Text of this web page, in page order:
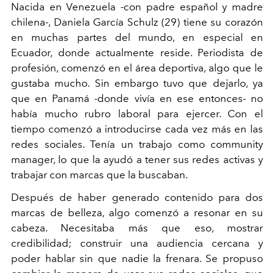
Nacida en Venezuela -con padre español y madre
chilena-, Daniela García Schulz (29) tiene su corazón
en muchas partes del mundo, en especial en
Ecuador, donde actualmente reside. Periodista de
profesión, comenzó en el área deportiva, algo que le
gustaba mucho. Sin embargo tuvo que dejarlo, ya
que en Panamá -donde vivía en ese entonces- no
había mucho rubro laboral para ejercer. Con el
tiempo comenzó a introducirse cada vez más en las
redes sociales. Tenía un trabajo como community
manager, lo que la ayudó a tener sus redes activas y
trabajar con marcas que la buscaban.
Después de haber generado contenido para dos
marcas de belleza, algo comenzó a resonar en su
cabeza. Necesitaba más que eso, mostrar
credibilidad; construir una audiencia cercana y
poder hablar sin que nadie la frenara. Se propuso